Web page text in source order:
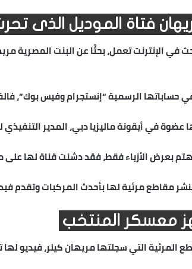
فتاة الموديل الذى
في الإنترنت تعمل، بحثًا عن البنت المصرية
حساباتها الرسمية “إنستجرام وفيس بوك”،
عضوة في أيقونة ماليزيا دبي، المدير التنفيذي ل
بعرض الأزياء فقط، فقد دشنت قناة لها على
مقاطع مرئية لها بأحدث المركبات وتقدم
معسكر المنتخب
المرئية التي سجلتها مريهان كيلر، فيديو لها